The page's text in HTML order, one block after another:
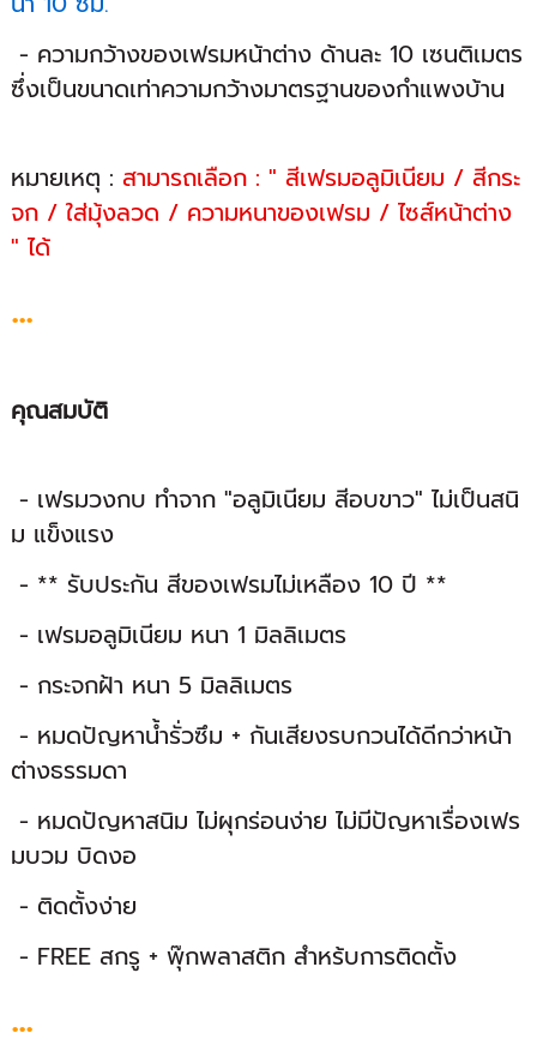
- ความกว้างของเฟรมหน้าต่าง ด้านละ 10 เซนติเมตร
ซึ่งเป็นขนาดเท่าความกว้างมาตรฐานของกำแพงบ้าน
หมายเหตุ :สามารถเลือก : " สีเฟรมอลูมิเนียม / สีกระ
จก / ใส่มุ้งลวด / ความหนาของเฟรม / ไซส์หน้าต่าง
" ได้
...
คุณสมบัติ
- เฟรมวงกบ ทำจาก "อลูมิเนียม สีอบขาว" ไม่เป็นสนิ
ม แข็งแรง
- ** รับประกัน สีของเฟรมไม่เหลือง 10 ปี **
- เฟรมอลูมิเนียม หนา 1 มิลลิเมตร
- กระจกฝ้า หนา 5 มิลลิเมตร
- หมดปัญหาน้ำรั่วซึม + กันเสียงรบกวนได้ดีกว่าหน้า
ต่างธรรมดา
- หมดปัญหาสนิม ไม่ผุกร่อนง่าย ไม่มีปัญหาเรื่องเฟร
มบวม บิดงอ
- ติดตั้งง่าย
- FREE สกรู + พุ๊กพลาสติก สำหร้บการติดตั้ง
...